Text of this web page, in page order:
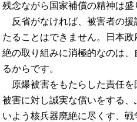
残念ながら国家補償の精神は盛
反省がなければ、被害者の援
たることはできません。日本
絶の取り組みに消極的なのは
るからです。
原爆被害をもたらした責任を
被害に対し誠実な償いをする
いよう核兵器廃絶に尽くす、